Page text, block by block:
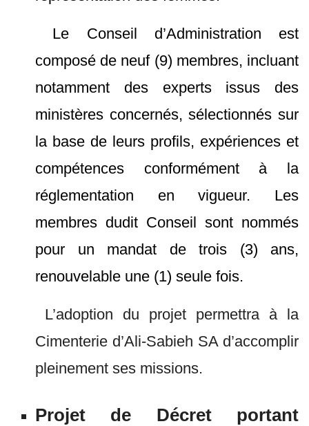
Le Conseil d’Administration est
composé de neuf (9) membres, incluant
notamment des experts issus des
ministères concernés, sélectionnés sur
la base de leurs profils, expériences et
compétences conformément à la
réglementation en vigueur. Les
membres dudit Conseil sont nommés
pour un mandat de trois (3) ans,
renouvelable une (1) seule fois.
L’adoption du projet permettra à la
Cimenterie d’Ali-Sabieh SA d’accomplir
pleinement ses missions.
Projet de Décret portant